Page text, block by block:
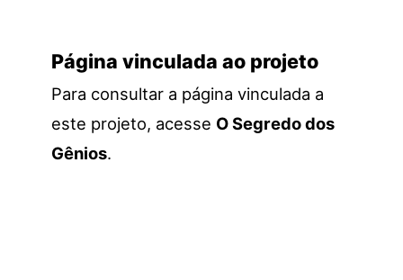
Página vinculada ao projeto
Para consultar a página vinculada a
este projeto, acesse O Segredo dos
Gênios.